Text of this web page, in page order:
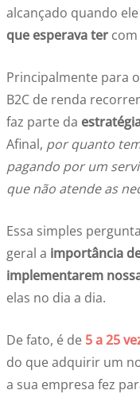
alcançado quando ele
que esperava ter
Principalmente para
B2C de renda
faz parte da
Afinal, por quanto
pagando por um
que não atende as
Essa simples
geral a importância
implementarem
elas no dia a dia.
De fato, é de 5 a 25
do que adquirir um
a sua empresa fez